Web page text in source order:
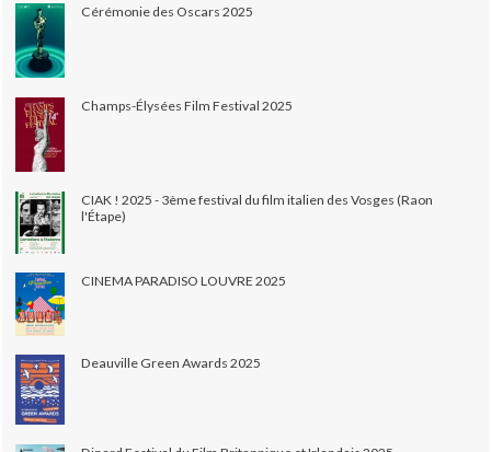
Cérémonie des Oscars 2025
Champs-Élysées Film Festival 2025
CIAK ! 2025 - 3ème festival du film italien des Vosges (Raon
l'Étape)
CINEMA PARADISO LOUVRE 2025
Deauville Green Awards 2025